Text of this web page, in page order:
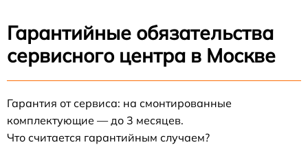
Гарантийные обязательства
сервисного центра в Москве
Гарантия от сервиса: на смонтированные
комплектующие — до 3 месяцев.
Что считается гарантийным случаем?